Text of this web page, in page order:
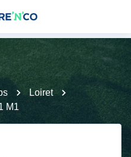
Loiret
M1